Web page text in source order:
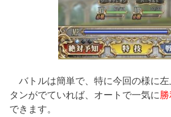
バトルは簡単で、特に今回の様に
タンがでていれば、オートで一気に勝
できます。